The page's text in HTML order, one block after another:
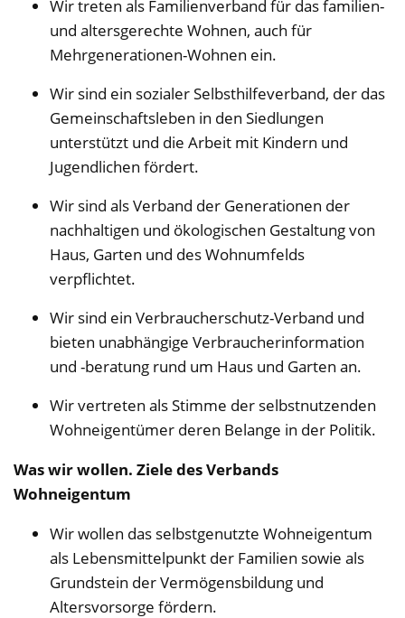
Wir treten als Familienverband für das familien-
und altersgerechte Wohnen, auch für
Mehrgenerationen-Wohnen ein.
Wir sind ein sozialer Selbsthilfeverband, der das
Gemeinschaftsleben in den Siedlungen
unterstützt und die Arbeit mit Kindern und
Jugendlichen fördert.
Wir sind als Verband der Generationen der
nachhaltigen und ökologischen Gestaltung von
Haus, Garten und des Wohnumfelds
verpflichtet.
Wir sind ein Verbraucherschutz-Verband und
bieten unabhängige Verbraucherinformation
und -beratung rund um Haus und Garten an.
Wir vertreten als Stimme der selbstnutzenden
Wohneigentümer deren Belange in der Politik.
Was wir wollen. Ziele des Verbands
Wohneigentum
Wir wollen das selbstgenutzte Wohneigentum
als Lebensmittelpunkt der Familien sowie als
Grundstein der Vermögensbildung und
Altersvorsorge fördern.